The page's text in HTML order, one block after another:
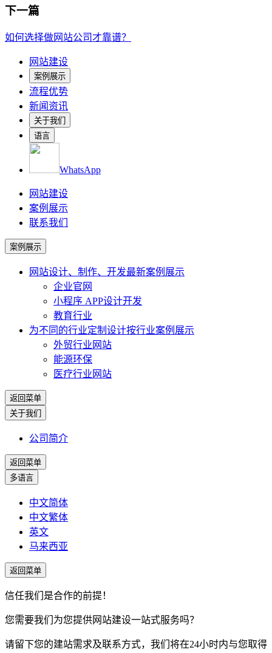
下一篇
如何选择做网站公司才靠谱？
网站建设
案例展示
流程优势
新闻资讯
关于我们
语言
WhatsApp
网站建设
案例展示
联系我们
案例展示
网站设计、制作、开发最新案例展示
企业官网
小程序 APP设计开发
教育行业
为不同的行业定制设计按行业案例展示
外贸行业网站
能源环保
医疗行业网站
返回菜单
关于我们
公司简介
返回菜单
多语言
中文简体
中文繁体
英文
马来西亚
返回菜单
信任我们是合作的前提！
您需要我们为您提供网站建设一站式服务吗？
请留下您的建站需求及联系方式，我们将在24小时内与您取得